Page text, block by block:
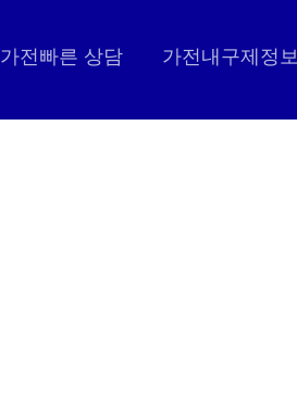
가전빠른 상담 가전내구제정보